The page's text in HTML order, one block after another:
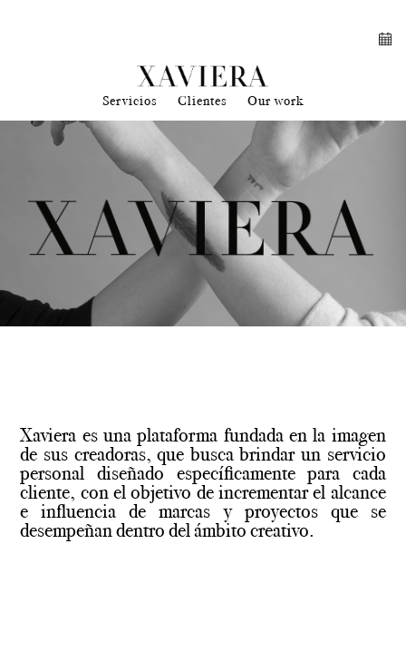
Servicios Clientes Our work
Xaviera es una plataforma fundada en la imagen
de sus creadoras, que busca brindar un servicio
personal diseñado específicamente para cada
cliente, con el objetivo de incrementar el alcance
e influencia de marcas y proyectos que se
desempeñan dentro del ámbito creativo.